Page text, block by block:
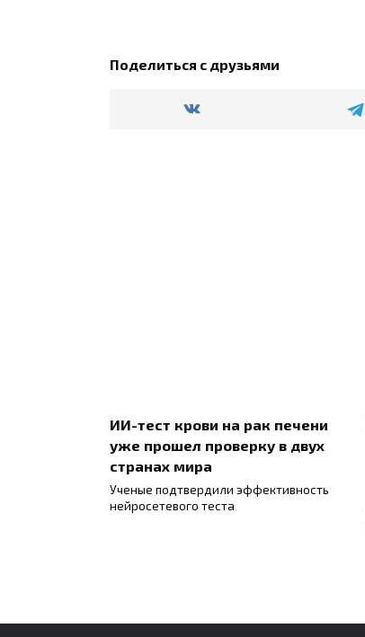
Поделиться с друзьями
ИИ-тест крови на рак печени
уже прошел проверку в двух
странах мира
Ученые подтвердили эффективность
нейросетевого теста